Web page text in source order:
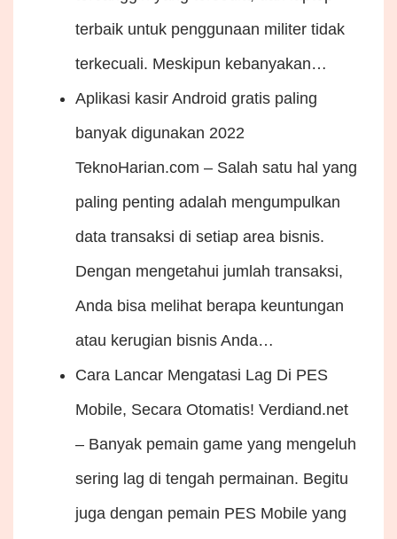
terbaik untuk penggunaan militer tidak
terkecuali. Meskipun kebanyakan…
Aplikasi kasir Android gratis paling
banyak digunakan 2022
TeknoHarian.com – Salah satu hal yang
paling penting adalah mengumpulkan
data transaksi di setiap area bisnis.
Dengan mengetahui jumlah transaksi,
Anda bisa melihat berapa keuntungan
atau kerugian bisnis Anda…
Cara Lancar Mengatasi Lag Di PES
Mobile, Secara Otomatis! Verdiand.net
– Banyak pemain game yang mengeluh
sering lag di tengah permainan. Begitu
juga dengan pemain PES Mobile yang